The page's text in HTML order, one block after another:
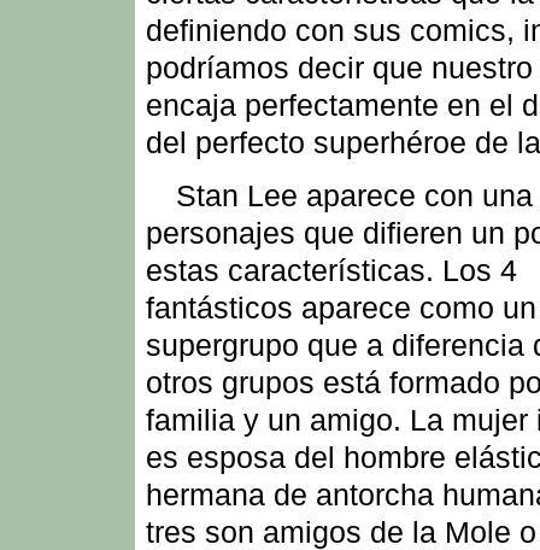
definiendo con sus comics,
podríamos decir que
encaja perfectamente en el
del perfecto superhéroe de
Stan Lee aparece con
personajes que difieren un
estas características. Los 4
fantásticos aparece como un
supergrupo que a diferencia
otros grupos está formado
familia y un amigo. La mujer
es esposa del hombre
hermana de antorcha
tres son amigos de la Mole